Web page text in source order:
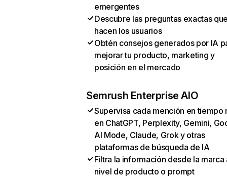
emergentes
Descubre las preguntas exactas
hacen los usuarios
Obtén consejos generados por IA
mejorar tu producto, marketing y
posición en el mercado
Semrush Enterprise AIO
Supervisa cada mención en tiempo
en ChatGPT, Perplexity, Gemini,
AI Mode, Claude, Grok y otras
plataformas de búsqueda de IA
Filtra la información desde la marca
nivel de producto o prompt